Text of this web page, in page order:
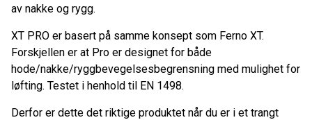
av nakke og rygg.
XT PRO er basert på samme konsept som Ferno XT.
Forskjellen er at Pro er designet for både
hode/nakke/ryggbevegelsesbegrensning med mulighet for
løfting. Testet i henhold til EN 1498.
Derfor er dette det riktige produktet når du er i et trangt